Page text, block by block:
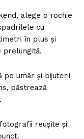
alege o rochie
cu
în plus și
prelungită.
pe umăr și bijuterii
păstrează
reușite și